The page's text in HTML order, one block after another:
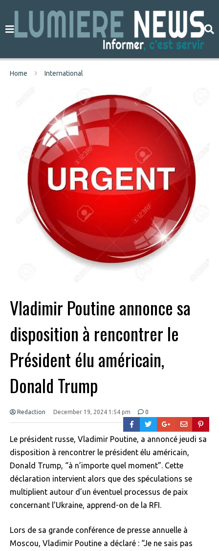
Home International
Vladimir Poutine annonce sa
disposition à rencontrer le
Président élu américain,
Donald Trump
Redaction December 19, 2024 1:54 pm 0
Le président russe, Vladimir Poutine, a annoncé jeudi sa
disposition à rencontrer le président élu américain,
Donald Trump, “à n’importe quel moment”. Cette
déclaration intervient alors que des spéculations se
multiplient autour d’un éventuel processus de paix
concernant l’Ukraine, apprend-on de la RFI.
Lors de sa grande conférence de presse annuelle à
Moscou, Vladimir Poutine a déclaré : “Je ne sais pas